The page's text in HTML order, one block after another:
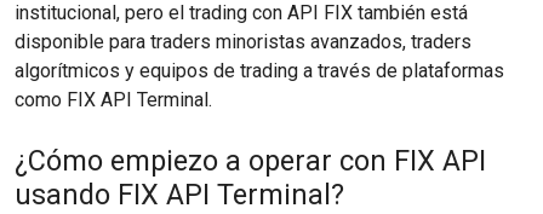
institucional, pero el trading con API FIX también está
disponible para traders minoristas avanzados, traders
algorítmicos y equipos de trading a través de plataformas
como FIX API Terminal.
¿Cómo empiezo a operar con FIX API
usando FIX API Terminal?